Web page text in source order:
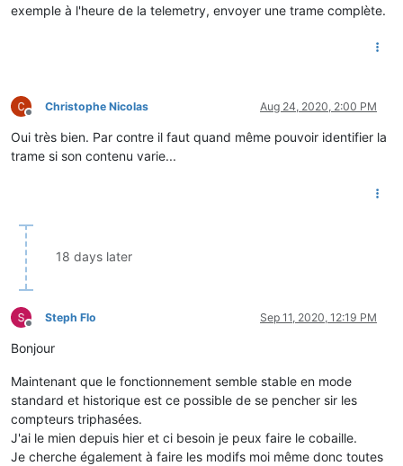
exemple à l'heure de la telemetry, envoyer une trame complète.
Offline
Christophe Nicolas Aug 24, 2020, 2:00 PM
Oui très bien. Par contre il faut quand même pouvoir identifier la
trame si son contenu varie...
18 days later
Offline
Steph Flo Sep 11, 2020, 12:19 PM
Bonjour
Maintenant que le fonctionnement semble stable en mode
standard et historique est ce possible de se pencher sir les
compteurs triphasées.
J'ai le mien depuis hier et ci besoin je peux faire le cobaille.
Je cherche également à faire les modifs moi même donc toutes